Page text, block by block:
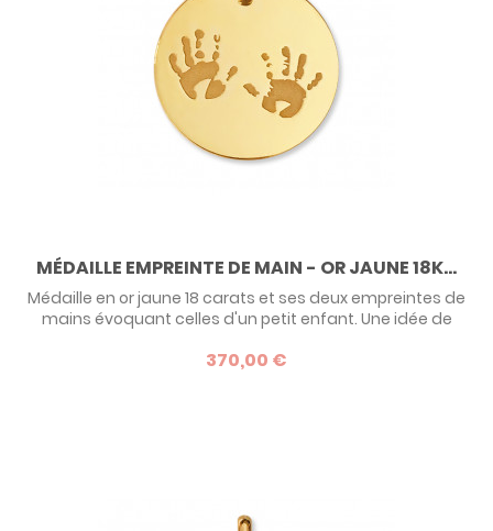
MÉDAILLE EMPREINTE DE MAIN - OR JAUNE 18K...
Médaille en or jaune 18 carats et ses deux empreintes de
mains évoquant celles d'un petit enfant. Une idée de
baptême.
370,00 €